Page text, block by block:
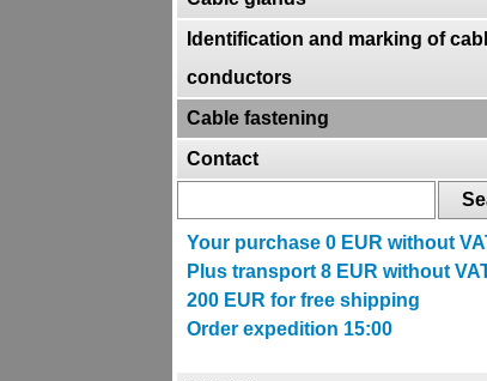
Identification and marking of
conductors
Cable fastening
Contact
Your purchase 0 EUR without
Plus transport 8 EUR without
200 EUR for free shipping
Order expedition 15:00